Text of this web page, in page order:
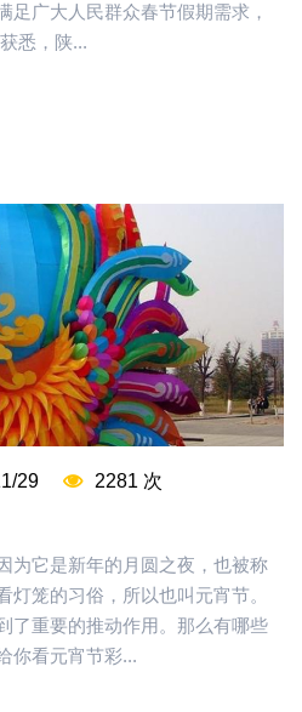
足广大人民群众春节假期需求，
悉，陕...
29 2281 次
为它是新年的月圆之夜，也被称
灯笼的习俗，所以也叫元宵节。
了重要的推动作用。那么有哪些
你看元宵节彩...